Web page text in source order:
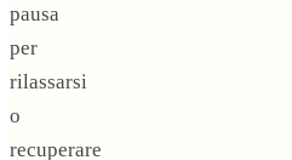
pausa
per
rilassarsi
o
recuperare